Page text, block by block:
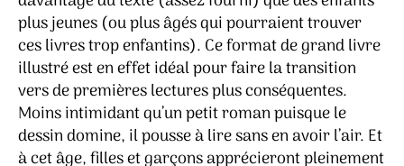
plus jeunes (ou plus âgés qui pourraient trouver
ces livres trop enfantins). Ce format de grand livre
illustré est en effet idéal pour faire la transition
vers de premières lectures plus conséquentes.
Moins intimidant qu’un petit roman puisque le
dessin domine, il pousse à lire sans en avoir l’air. Et
à cet âge, filles et garçons apprécieront pleinement